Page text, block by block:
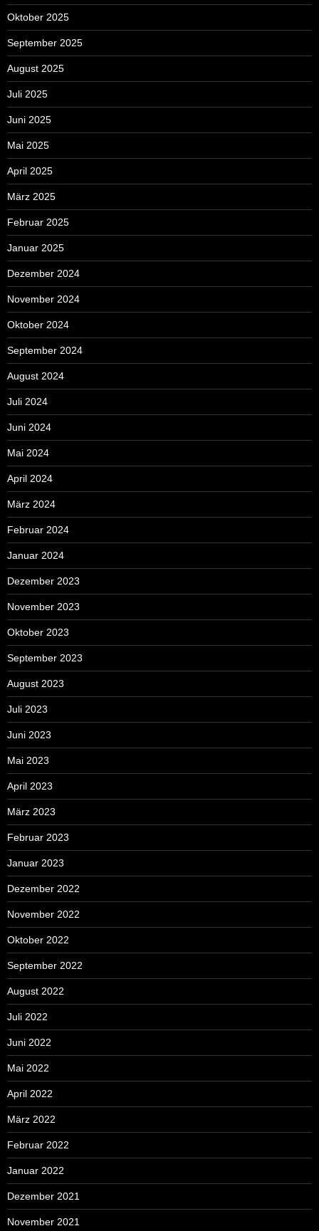
Oktober 2025
September 2025
August 2025
Juli 2025
Juni 2025
Mai 2025
April 2025
März 2025
Februar 2025
Januar 2025
Dezember 2024
November 2024
Oktober 2024
September 2024
August 2024
Juli 2024
Juni 2024
Mai 2024
April 2024
März 2024
Februar 2024
Januar 2024
Dezember 2023
November 2023
Oktober 2023
September 2023
August 2023
Juli 2023
Juni 2023
Mai 2023
April 2023
März 2023
Februar 2023
Januar 2023
Dezember 2022
November 2022
Oktober 2022
September 2022
August 2022
Juli 2022
Juni 2022
Mai 2022
April 2022
März 2022
Februar 2022
Januar 2022
Dezember 2021
November 2021